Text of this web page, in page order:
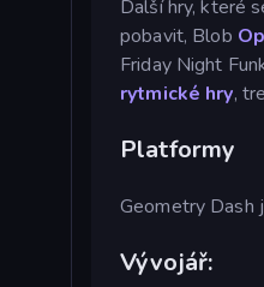
Další hry, které
pobavit, Blob
Friday Night
rytmické hry,
Platformy
Geometry Dash
Vývojář: